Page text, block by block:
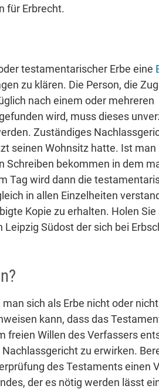
für Erbrecht.
testamentarischer Erbe eine
zu klären. Die Person, die
nach einem oder mehreren
wird, muss dieses
Zuständiges
seinen Wohnsitz hatte. Ist man
Schreiben bekommen in dem
Tag wird dann die
in allen Einzelheiten
Kopie zu erhalten. Holen Sie
Südost der sich bei
sich als Erbe nicht oder nicht
kann, dass das
freien Willen des Verfassers
zu erwirken.
des Testaments einen
der es nötig werden lässt